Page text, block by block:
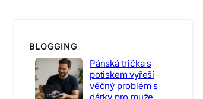
BLOGGING
Pánská trička s
potiskem vyřeší
věčný problém s
dárky pro muže